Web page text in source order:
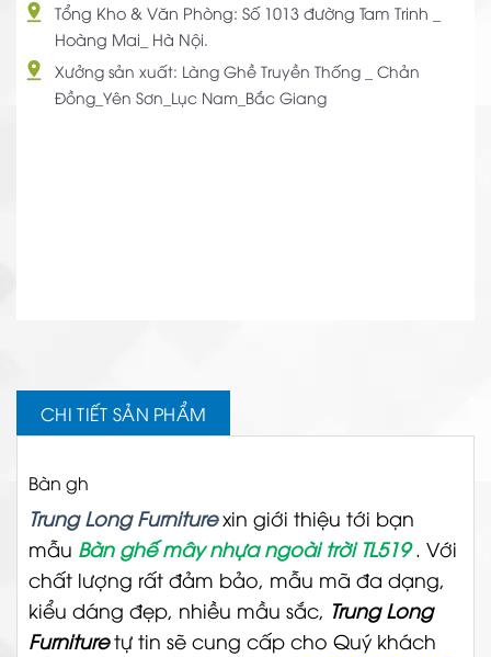
Tổng Kho & Văn Phòng: Số 1013 đường Tam Trinh _
Hoàng Mai_ Hà Nội.
Xưởng sản xuất: Làng Ghề Truyền Thống _ Chản
Đồng_Yên Sơn_Lục Nam_Bắc Giang
CHI TIẾT SẢN PHẨM
Bàn gh
Trung Long Furniturexin giới thiệu tới bạn
mẫu Bàn ghế mây nhựa ngoài trời TL519. Với
chất lượng rất đảm bảo, mẫu mã đa dạng,
kiểu dáng đẹp, nhiều mầu sắc, Trung Long
Furnituretự tin sẽ cung cấp cho Quý khách